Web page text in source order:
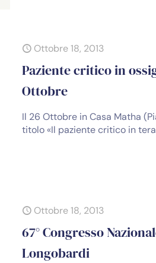
Ottobre 18, 2013
Paziente critico in
Ottobre
Il 26 Ottobre in Casa Matha
titolo «Il paziente critico in
Ottobre 18, 2013
67° Congresso
Longobardi